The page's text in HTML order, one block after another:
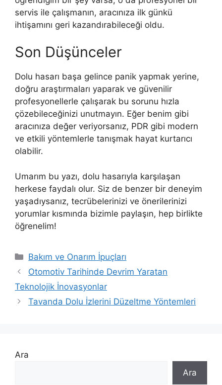
servis ile çalışmanın, aracınıza ilk günkü
ihtişamını geri kazandırabileceği oldu.
Son Düşünceler
Dolu hasarı başa gelince panik yapmak yerine,
doğru araştırmaları yaparak ve güvenilir
profesyonellerle çalışarak bu sorunu hızla
çözebileceğinizi unutmayın. Eğer benim gibi
aracınıza değer veriyorsanız, PDR gibi modern
ve etkili yöntemlerle tanışmak hayat kurtarıcı
olabilir.
Umarım bu yazı, dolu hasarıyla karşılaşan
herkese faydalı olur. Siz de benzer bir deneyim
yaşadıysanız, tecrübelerinizi ve önerilerinizi
yorumlar kısmında bizimle paylaşın, hep birlikte
öğrenelim!
Kategoriler
Bakım ve Onarım İpuçları
Otomotiv Tarihinde Devrim Yaratan
Teknolojik İnovasyonlar
Tavanda Dolu İzlerini Düzeltme Yöntemleri
Ara
Ara